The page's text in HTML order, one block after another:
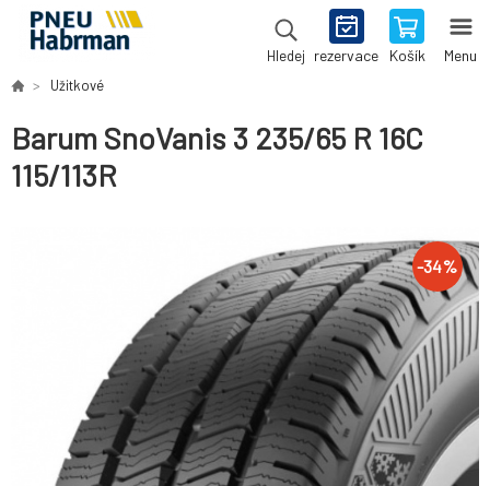
Hledej rezervace Košík Menu
Užitkové
Barum SnoVanis 3 235/65 R 16C
115/113R
-34%